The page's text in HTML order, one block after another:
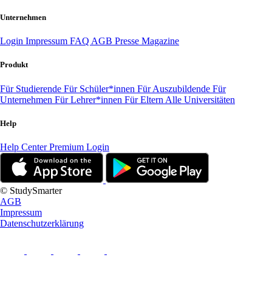
Unternehmen
Login Impressum FAQ AGB Presse Magazine
Produkt
Für Studierende Für Schüler*innen Für Auszubildende Für
Unternehmen Für Lehrer*innen Für Eltern Alle Universitäten
Help
Help CenterPremium Login
© StudySmarter
AGB
Impressum
Datenschutzerklärung